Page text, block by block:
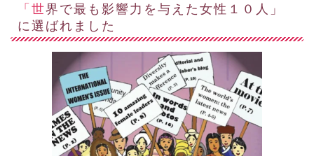
「世界で最も影響力を与えた女性１０人」
に選ばれました